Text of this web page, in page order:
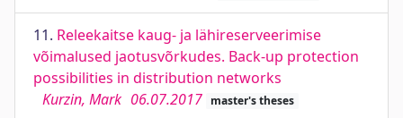
11. Releekaitse kaug- ja lähireserveerimise
võimalused jaotusvõrkudes. Back-up protection
possibilities in distribution networks
Kurzin, Mark 06.07.2017 master's theses